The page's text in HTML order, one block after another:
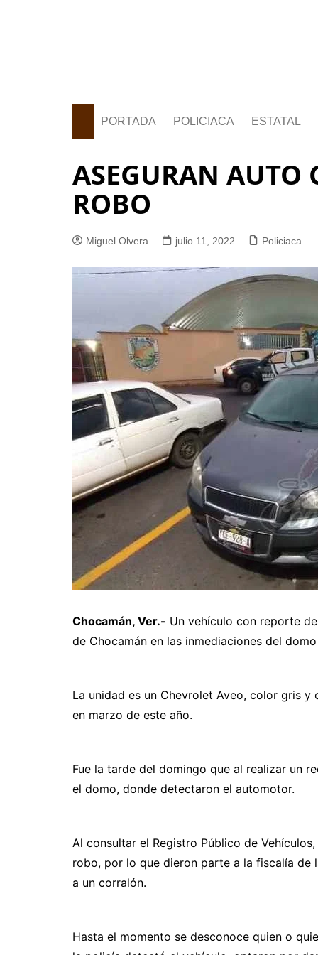
PORTADA POLICIACA ESTATAL
ASEGURAN AUTO
ROBO
Miguel Olvera julio 11, 2022 Policiaca
Chocamán, Ver.- Un vehículo con reporte
de Chocamán en las inmediaciones del
La unidad es un Chevrolet Aveo, color gris
en marzo de este año.
Fue la tarde del domingo que al realizar un
el domo, donde detectaron el automotor.
Al consultar el Registro Público de
robo, por lo que dieron parte a la fiscalía de
a un corralón.
Hasta el momento se desconoce quien o